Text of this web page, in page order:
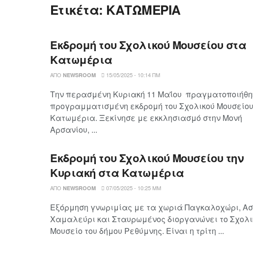
Ετικέτα: ΚΑΤΩΜΕΡΙΑ
Εκδρομή του Σχολικού Μουσείου στα
Κατωμέρια
ΑΠΌ NEWSROOM 15/05/2025 - 10:14 ΠΜ
Την περασμένη Κυριακή 11 Μαΐου
προγραμματισμένη εκδρομή του Σχολικού
Κατωμέρια. Ξεκίνησε με εκκλησιασμό στην Μονή
Αρσανίου, ...
Εκδρομή του Σχολικού Μουσείου την
Κυριακή στα Κατωμέρια
ΑΠΌ NEWSROOM 07/05/2025 - 10:25 ΜΜ
Εξόρμηση γνωριμίας με τα χωριά Παγκαλοχώρι,
Χαμαλεύρι και Σταυρωμένος διοργανώνει το
Μουσείο του δήμου Ρεθύμνης. Είναι η τρίτη ...